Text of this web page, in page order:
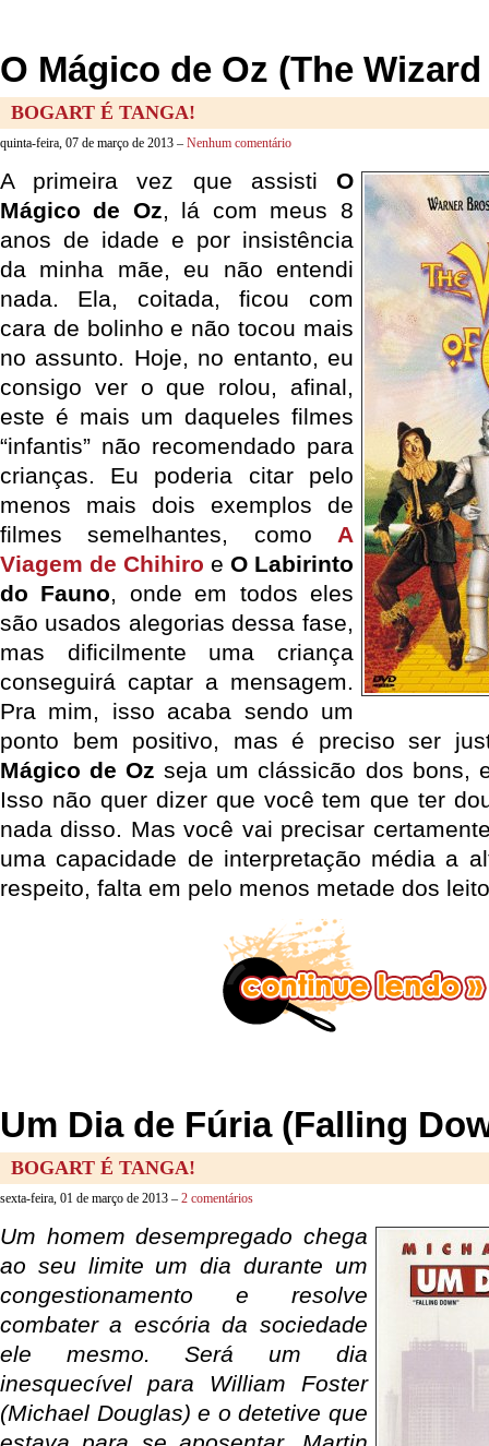
O Mágico de Oz (The
BOGART É TANGA!
quinta-feira, 07 de março de 2013 – Nenhum comentário
A primeira vez que assisti O
Mágico de Oz, lá com meus 8
anos de idade e por insistência
da minha mãe, eu não entendi
nada. Ela, coitada, ficou com
cara de bolinho e não tocou mais
no assunto. Hoje, no entanto, eu
consigo ver o que rolou, afinal,
este é mais um daqueles filmes
“infantis” não recomendado para
crianças. Eu poderia citar pelo
menos mais dois exemplos de
filmes semelhantes, como A
Viagem de Chihiro e O Labirinto
do Fauno, onde em todos eles
são usados alegorias dessa fase,
mas dificilmente uma criança
conseguirá captar a mensagem.
Pra mim, isso acaba sendo um
ponto bem positivo, mas é preciso ser
Mágico de Oz seja um clássicão dos bons,
Isso não quer dizer que você tem que ter
nada disso. Mas você vai precisar
uma capacidade de interpretação média a
respeito, falta em pelo menos metade dos
Um Dia de Fúria (Falling
BOGART É TANGA!
sexta-feira, 01 de março de 2013 – 2 comentários
Um homem desempregado chega
ao seu limite um dia durante um
congestionamento e resolve
combater a escória da sociedade
ele mesmo. Será um dia
inesquecível para William Foster
(Michael Douglas) e o detetive que